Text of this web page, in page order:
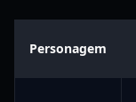
Personagem